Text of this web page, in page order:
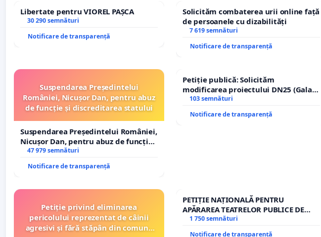
Libertate pentru VIOREL PAȘCA
30 290 semnături
Notificare de transparență
Solicităm combaterea urii online față
de persoanele cu dizabilități
7 619 semnături
Notificare de transparență
Suspendarea Președintelui
României, Nicușor Dan, pentru abuz
de funcție și discreditarea statului
Suspendarea Președintelui României,
Nicușor Dan, pentru abuz de funcție
și discreditarea statului
47 979 semnături
Notificare de transparență
Petiție publică: Solicităm
modificarea proiectului DN25 (Galați
– Hanu Conachi) prin devierea
103 semnături
Notificare de transparență
Petiție privind eliminarea
pericolului reprezentat de câinii
agresivi și fără stăpân din comuna
PETIȚIE NAȚIONALĂ PENTRU
APĂRAREA TEATRELOR PUBLICE DE
REPERTORIU DIN ROMÂNIA
1 750 semnături
Notificare de transparență